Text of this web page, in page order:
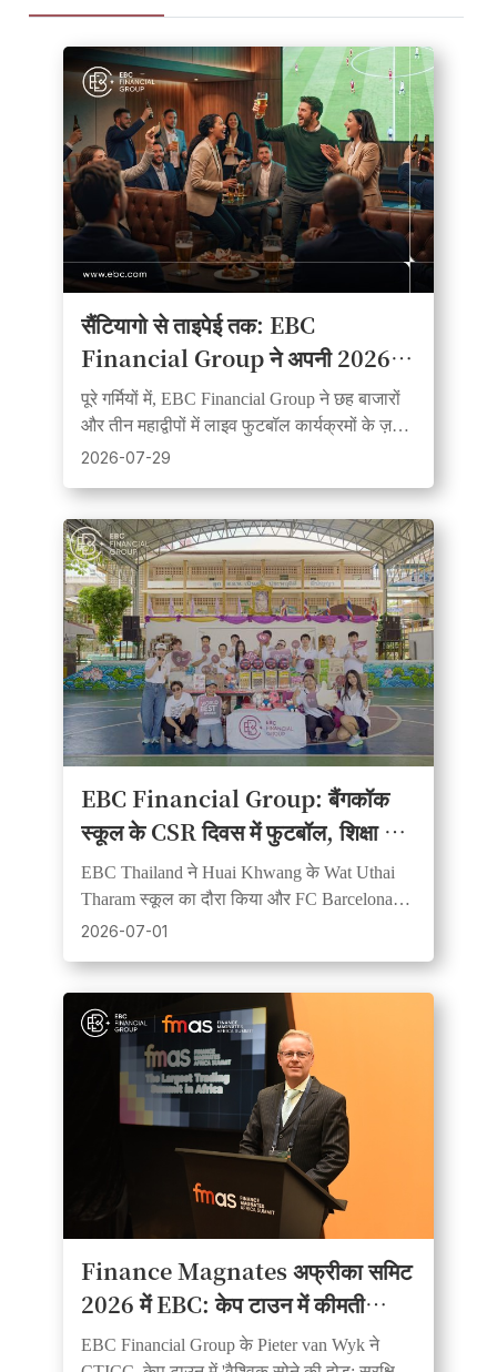
सैंटियागो से ताइपेई तक: EBC
Financial Group ने अपनी 2026
की फुटबॉल फीवर वॉच-पार्टी श्रृंखला का
समापन किया
पूरे गर्मियों में, EBC Financial Group ने छह बाजारों
और तीन महाद्वीपों में लाइव फुटबॉल कार्यक्रमों के ज़रिये
ग्राहकों, साझेदारों और समर्थकों को एकजुट किया।
2026-07-29
EBC Financial Group: बैंगकॉक
स्कूल के CSR दिवस में फुटबॉल, शिक्षा और
सामुदायिक भावना का संगम
EBC Thailand ने Huai Khwang के Wat Uthai
Tharam स्कूल का दौरा किया और FC Barcelona
साझेदारी के मूल्यों का समर्थन करते हुए फुटबॉल व
2026-07-01
Finance Magnates अफ्रीका समिट
2026 में EBC: केप टाउन में कीमती
धातुओं का पैनल प्रमुख आकर्षण बना
EBC Financial Group के Pieter van Wyk ने